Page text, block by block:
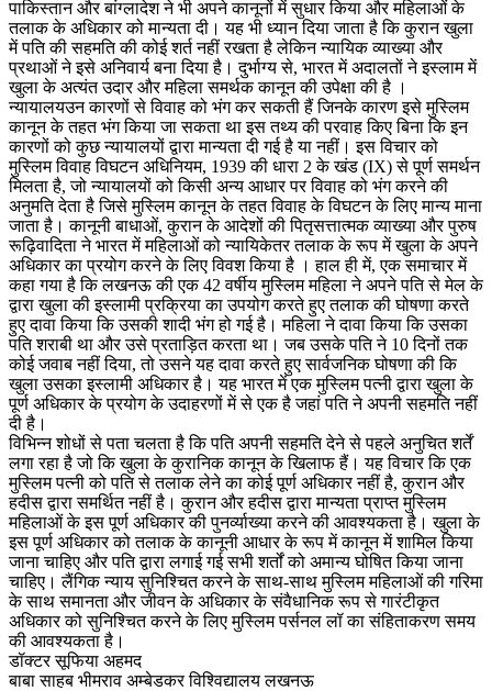
पाकिस्तान और बांग्लादेश ने भी अपने कानूनों में सुधार किया और महिलाओं के
तलाक के अधिकार को मान्यता दी। यह भी ध्यान दिया जाता है कि कुरान खुला
में पति की सहमति की कोई शर्त नहीं रखता है लेकिन न्यायिक व्याख्या और
प्रथाओं ने इसे अनिवार्य बना दिया है। दुर्भाग्य से, भारत में अदालतों ने इस्लाम में
खुला के अत्यंत उदार और महिला समर्थक कानून की उपेक्षा की है ।
न्यायालयउन कारणों से विवाह को भंग कर सकती हैं जिनके कारण इसे मुस्लिम
कानून के तहत भंग किया जा सकता था इस तथ्य की परवाह किए बिना कि इन
कारणों को कुछ न्यायालयों द्वारा मान्यता दी गई है या नहीं। इस विचार को
मुस्लिम विवाह विघटन अधिनियम, 1939 की धारा 2 के खंड (IX) से पूर्ण समर्थन
मिलता है, जो न्यायालयों को किसी अन्य आधार पर विवाह को भंग करने की
अनुमति देता है जिसे मुस्लिम कानून के तहत विवाह के विघटन के लिए मान्य माना
जाता है। कानूनी बाधाओं, कुरान के आदेशों की पितृसत्तात्मक व्याख्या और पुरुष
रूढ़िवादिता ने भारत में महिलाओं को न्यायिकेतर तलाक के रूप में खुला के अपने
अधिकार का प्रयोग करने के लिए विवश किया है । हाल ही में, एक समाचार में
कहा गया है कि लखनऊ की एक 42 वर्षीय मुस्लिम महिला ने अपने पति से मेल के
द्वारा खुला की इस्लामी प्रक्रिया का उपयोग करते हुए तलाक की घोषणा करते
हुए दावा किया कि उसकी शादी भंग हो गई है। महिला ने दावा किया कि उसका
पति शराबी था और उसे प्रताड़ित करता था। जब उसके पति ने 10 दिनों तक
कोई जवाब नहीं दिया, तो उसने यह दावा करते हुए सार्वजनिक घोषणा की कि
खुला उसका इस्लामी अधिकार है। यह भारत में एक मुस्लिम पत्नी द्वारा खुला के
पूर्ण अधिकार के प्रयोग के उदाहरणों में से एक है जहां पति ने अपनी सहमति नहीं
दी है।
विभिन्न शोधों से पता चलता है कि पति अपनी सहमति देने से पहले अनुचित शर्तें
लगा रहा है जो कि खुला के कुरानिक कानून के खिलाफ हैं। यह विचार कि एक
मुस्लिम पत्नी को पति से तलाक लेने का कोई पूर्ण अधिकार नहीं है, कुरान और
हदीस द्वारा समर्थित नहीं है। कुरान और हदीस द्वारा मान्यता प्राप्त मुस्लिम
महिलाओं के इस पूर्ण अधिकार की पुनर्व्याख्या करने की आवश्यकता है। खुला के
इस पूर्ण अधिकार को तलाक के कानूनी आधार के रूप में कानून में शामिल किया
जाना चाहिए और पति द्वारा लगाई गई सभी शर्तों को अमान्य घोषित किया जाना
चाहिए। लैंगिक न्याय सुनिश्चित करने के साथ-साथ मुस्लिम महिलाओं की गरिमा
के साथ समानता और जीवन के अधिकार के संवैधानिक रूप से गारंटीकृत
अधिकार को सुनिश्चित करने के लिए मुस्लिम पर्सनल लॉ का संहिताकरण समय
की आवश्यकता है।
डॉक्टर सूफिया अहमद
बाबा साहब भीमराव अम्बेडकर विश्विद्यालय लखनऊ